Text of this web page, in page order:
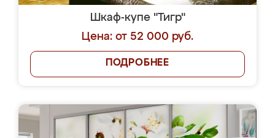
Шкаф-купе "Тигр"
Цена: от 52 000 руб.
ПОДРОБНЕЕ